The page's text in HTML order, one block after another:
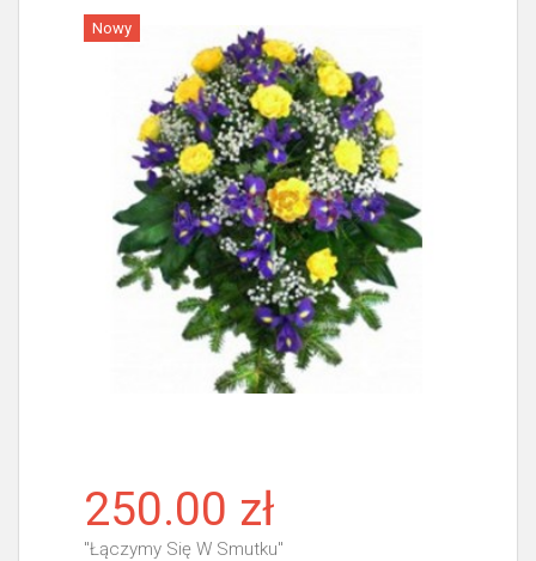
Więcej
Nowy
250.00 zł
"Łączymy Się W Smutku"